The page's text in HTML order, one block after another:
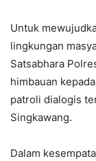
Untuk
lingkungan
Satsabhara
himbauan
patroli dialogis
Singkawang.
Dalam